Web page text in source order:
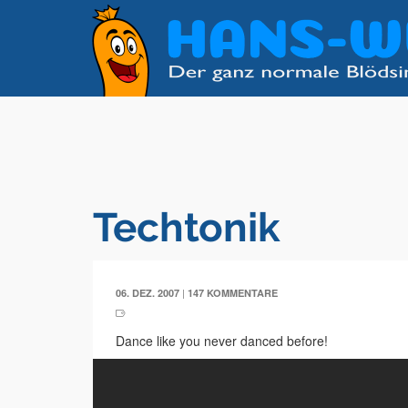
Techtonik
06. DEZ. 2007 | 147 KOMMENTARE
Dance like you never danced before!